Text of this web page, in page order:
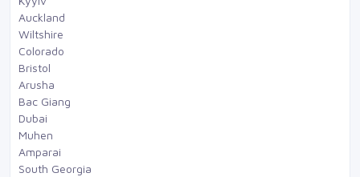
Auckland
Wiltshire
Colorado
Bristol
Arusha
Bac Giang
Dubai
Muhen
Amparai
South Georgia